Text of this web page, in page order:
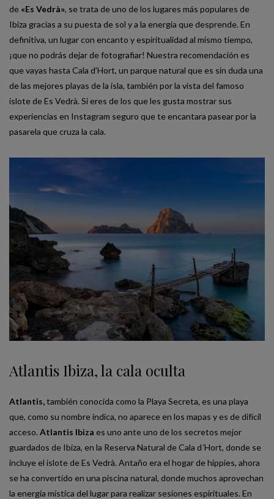
de «Es Vedrà», se trata de uno de los lugares más populares de
Ibiza gracias a su puesta de sol y a la energía que desprende. En
definitiva, un lugar con encanto y espiritualidad al mismo tiempo,
¡que no podrás dejar de fotografiar! Nuestra recomendación es
que vayas hasta Cala d’Hort, un parque natural que es sin duda una
de las mejores playas de la isla, también por la vista del famoso
islote de Es Vedrà. Si eres de los que les gusta mostrar sus
experiencias en Instagram seguro que te encantara pasear por la
pasarela que cruza la cala.
Atlantis Ibiza, la cala oculta
Atlantis,también conocida como la Playa Secreta, es una playa
que, como su nombre indica, no aparece en los mapas y es de difícil
acceso. Atlantis Ibiza es uno ante uno de los secretos mejor
guardados de Ibiza, en la Reserva Natural de Cala d´Hort, donde se
incluye el islote de Es Vedrà. Antaño era el hogar de hippies, ahora
se ha convertido en una piscina natural, donde muchos aprovechan
la energía mística del lugar para realizar sesiones espirituales. En